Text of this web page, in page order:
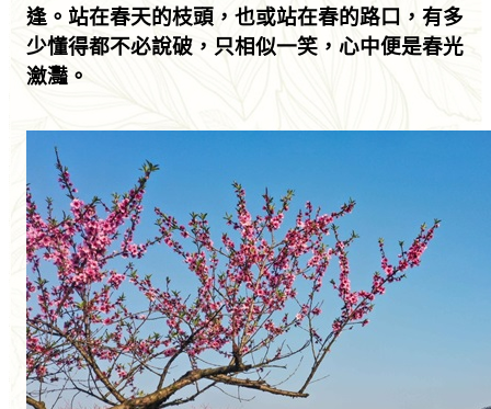
逢。站在春天的枝頭，也或站在春的路口，有多
少懂得都不必說破，只相似一笑，心中便是春光
瀲灩。